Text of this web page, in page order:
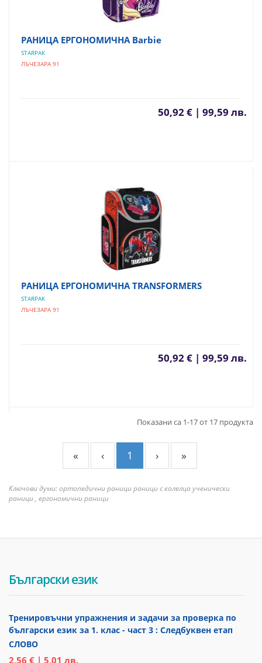
РАНИЦА ЕРГОНОМИЧНА Barbie
STARPAK
ЛЪЧЕЗАРА 91
50,92 € | 99,59 лв.
РАНИЦА ЕРГОНОМИЧНА TRANSFORMERS
STARPAK
ЛЪЧЕЗАРА 91
50,92 € | 99,59 лв.
Показани са 1-17 от 17 продукта
« ‹ 1 › »
Ключови думи: ортопедични раници раници с колелца ученически
раници , ергономични раници
Български език
Тренировъчни упражнения и задачи за проверка по
български език за 1. клас - част 3 : Следбуквен етап
СЛОВО
2,56 € | 5,01 лв.